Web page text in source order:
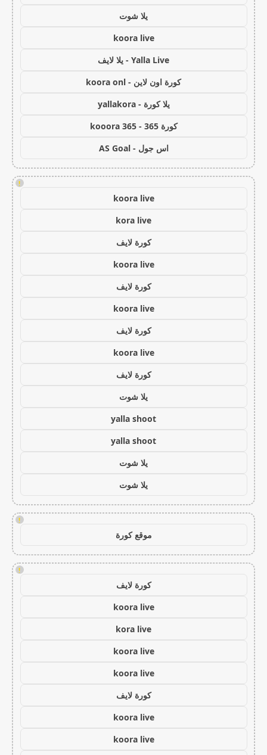
يلا شوت
koora live
Yalla Live - يلا لايف
كورة اون لاين - koora onl
يلا كورة - yallakora
كورة 365 - kooora 365
اس جول - AS Goal
!
koora live
kora live
كورة لايف
koora live
كورة لايف
koora live
كورة لايف
koora live
كورة لايف
يلا شوت
yalla shoot
yalla shoot
يلا شوت
يلا شوت
!
موقع كورة
!
كورة لايف
koora live
kora live
koora live
koora live
كورة لايف
koora live
koora live